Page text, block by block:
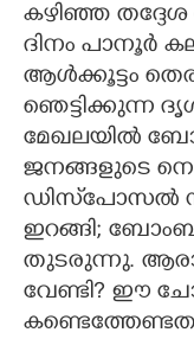
കഴിഞ്ഞ
ദിനം പാനൂർ
ആൾക്കൂട്ടം
ഞെട്ടിക്കുന്ന
മേഖലയിൽ
ജനങ്ങളുടെ
ഡിസ്‌പോസൽ
ഇറങ്ങി; ബോംബ്
തുടരുന്നു.
വേണ്ടി? ഈ